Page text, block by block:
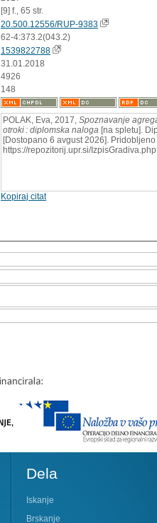
[9] f., 65 str.
20.500.12556/RUP-9383
62-4:373.2(043.2)
1539822788
31.01.2018
4926
148
POLAK, Eva, 2017, Spoznavanje
otroki : diplomska naloga [na spletu].
[Dostopano 6 avgust 2026]. Pridobljeno
https://repozitorij.upr.si/
Kopiraj citat
Dela
Iskanje
Brskanje